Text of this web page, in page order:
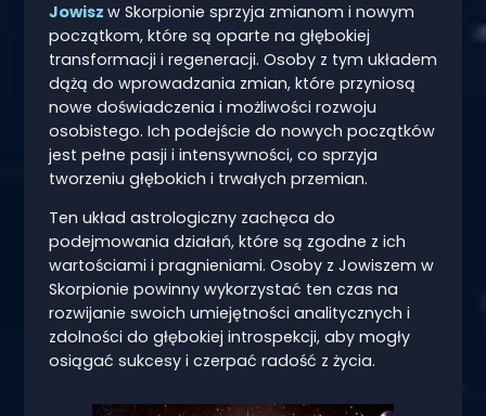
Jowisz w Skorpionie sprzyja zmianom i nowym
początkom, które są oparte na głębokiej
transformacji i regeneracji. Osoby z tym układem
dążą do wprowadzania zmian, które przyniosą
nowe doświadczenia i możliwości rozwoju
osobistego. Ich podejście do nowych początków
jest pełne pasji i intensywności, co sprzyja
tworzeniu głębokich i trwałych przemian.
Ten układ astrologiczny zachęca do
podejmowania działań, które są zgodne z ich
wartościami i pragnieniami. Osoby z Jowiszem w
Skorpionie powinny wykorzystać ten czas na
rozwijanie swoich umiejętności analitycznych i
zdolności do głębokiej introspekcji, aby mogły
osiągać sukcesy i czerpać radość z życia.